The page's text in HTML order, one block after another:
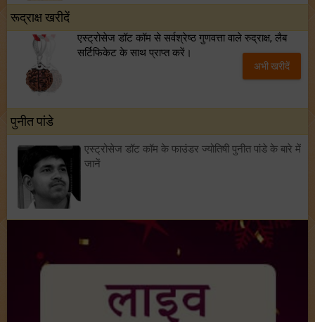
रूद्राक्ष खरीदें
एस्ट्रोसेज डॉट कॉम से सर्वश्रेष्ठ गुणवत्ता वाले रुद्राक्ष, लैब
सर्टिफिकेट के साथ प्राप्त करें।
अभी खरीदें
पुनीत पांडे
एस्ट्रोसेज डॉट कॉम के फाउंडर ज्योतिषी पुनीत पांडे के बारे में
जानें